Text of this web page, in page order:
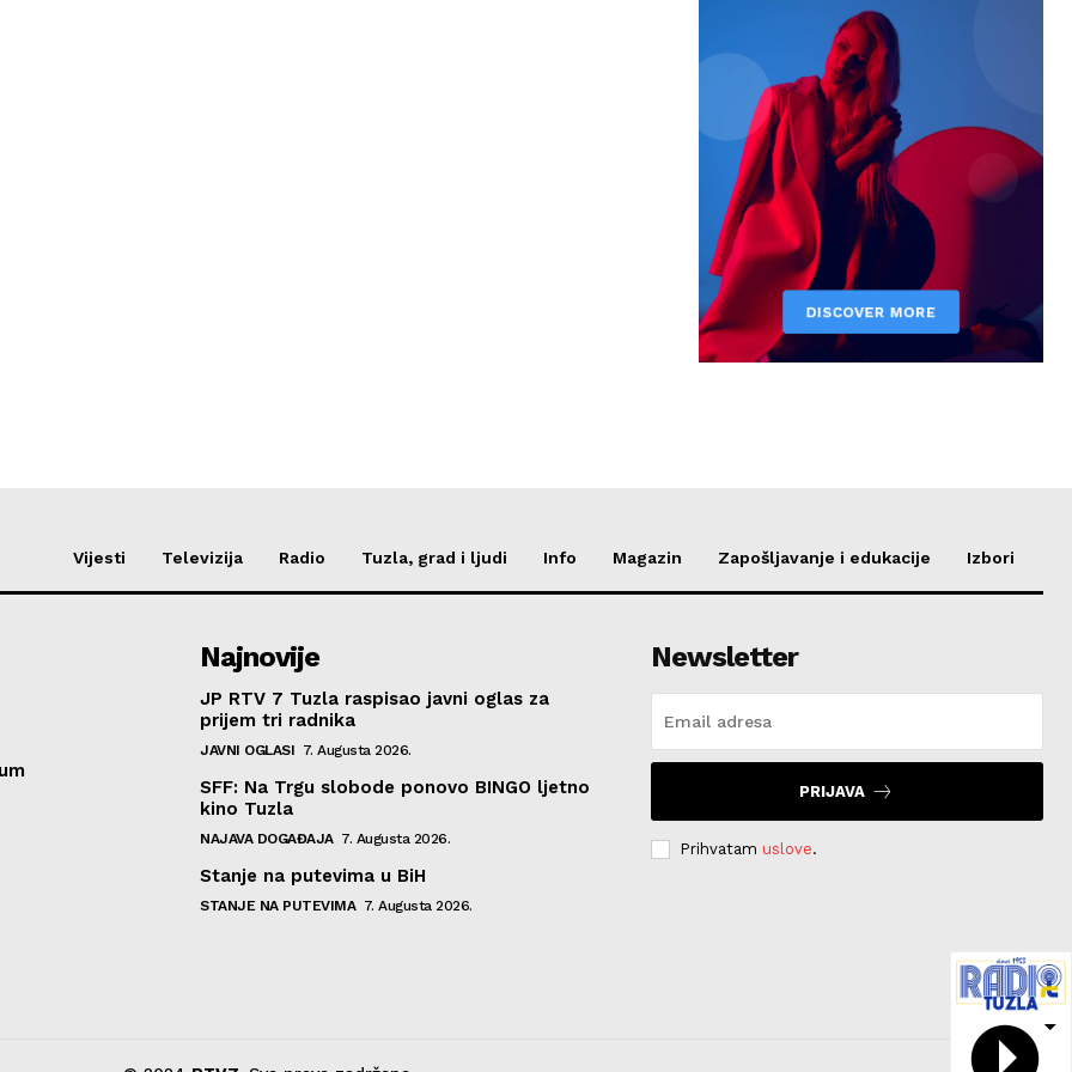
Vijesti Televizija Radio Tuzla, grad i ljudi Info Magazin Zapošljavanje i edukacije Izbori
Najnovije
JP RTV 7 Tuzla raspisao javni oglas za
prijem tri radnika
JAVNI OGLASI 7. Augusta 2026.
SFF: Na Trgu slobode ponovo BINGO ljetno
kino Tuzla
NAJAVA DOGAĐAJA 7. Augusta 2026.
Stanje na putevima u BiH
STANJE NA PUTEVIMA 7. Augusta 2026.
Newsletter
PRIJAVA
Prihvatam uslove.